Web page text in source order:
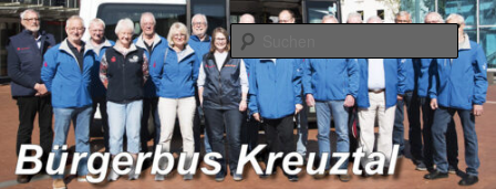
Zum
primären
Inhalt
springen
Zum
sekundären
Inhalt
springenBürgerbus Kreuztal
Bürgerbus Kreuztal – Bürger fahren für Bürger